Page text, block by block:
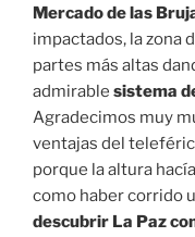
centro
Alojamiento en La
Seguridad en La Paz
Qué visitar en la Paz
Mercado de las
Zona del Prado
Paseo en
Noche en El
Enlaces